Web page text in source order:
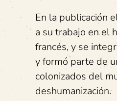
En la publicación
a su trabajo en el
francés, y se
y formó parte de
colonizados del
deshumanización.